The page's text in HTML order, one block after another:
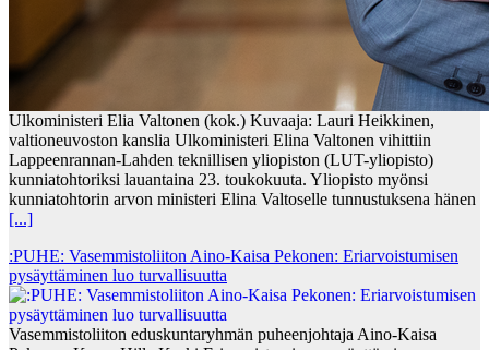
Ulkoministeri Elia Valtonen (kok.) Kuvaaja: Lauri Heikkinen,
valtioneuvoston kanslia Ulkoministeri Elina Valtonen vihittiin
Lappeenrannan-Lahden teknillisen yliopiston (LUT-yliopisto)
kunniatohtoriksi lauantaina 23. toukokuuta. Yliopisto myönsi
kunniatohtorin arvon ministeri Elina Valtoselle tunnustuksena hänen
[...]
:PUHE: Vasemmistoliiton Aino-Kaisa Pekonen: Eriarvoistumisen
pysäyttäminen luo turvallisuutta
Vasemmistoliiton eduskuntaryhmän puheenjohtaja Aino-Kaisa